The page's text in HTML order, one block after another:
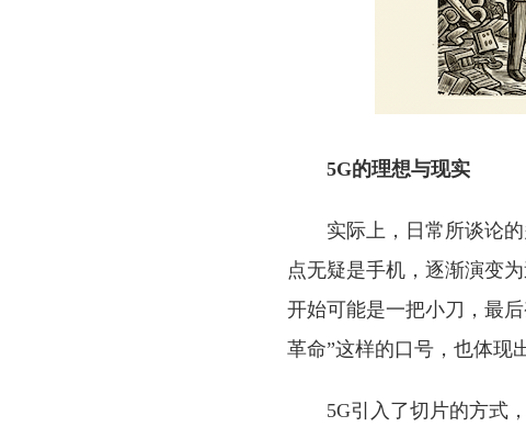
5G的理想与现实
实际上，日常所谈论
点无疑是手机，逐渐演变
开始可能是一把小刀，最
革命”这样的口号，也体现
5G引入了切片的方式